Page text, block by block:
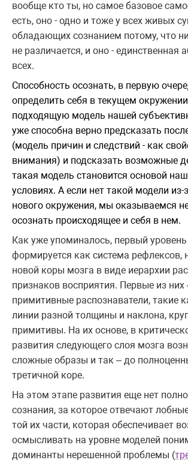
вообще кто ты, но самое базовое
есть, оно - одно и тоже у всех живых
обладающих сознанием потому, что
не различается, и оно - единственная
всех.
Способность осознать, в первую
определить себя в текущем
подходящую модель нашей
уже способна верно предсказать
(модель причин и следствий - как
внимания) и подсказать возможные
такая модель становится основой
условиях. А если нет такой модели
нового окружения, мы оказываемся
осознать происходящее и себя в нем.
Как уже упоминалось, первый
формируется как система рефлексов,
новой коры мозга в виде иерархии
признаков восприятия. Первые из них
примитивные распознаватели, такие
линии разной толщины и наклона,
примитивы. На их основе, в
развития следующего слоя мозга
сложные образы и так – до
третичной коре.
На этом этапе развития еще нет
сознания, за которое отвечают
той их части, которая обеспечивает
осмысливать на уровне моделей
доминанты нерешенной проблемы (